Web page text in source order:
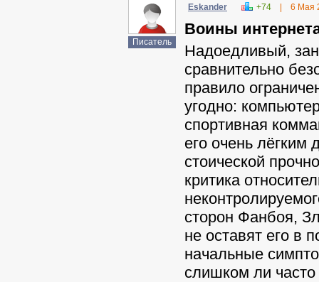
Писатель
Eskander +74 6 Мая
Воины
Надоедливый,
сравнительно
правило
угодно:
спортивная
его очень лёгким
стоической
критика
сторон Фанбоя,
не оставят его
начальные
слишком ли